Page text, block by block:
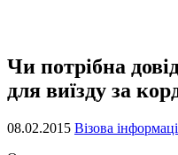
Чи потрібна
для виїзду за
08.02.2015 Візова